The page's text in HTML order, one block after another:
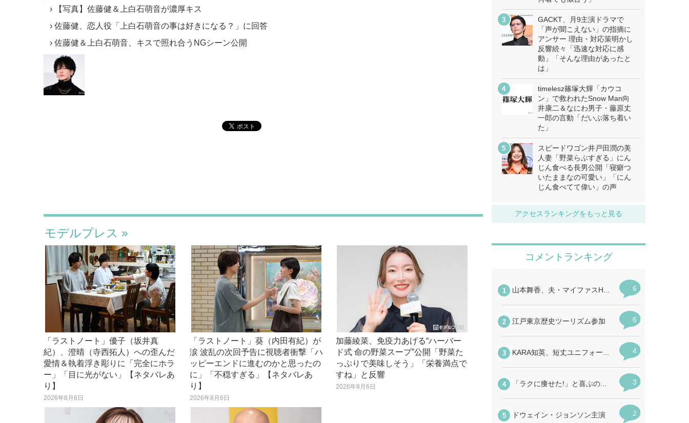
【写真】佐藤健＆上白石萌音が濃厚キス
佐藤健、恋人役「上白石萌音の事は好きになる？」に回答
佐藤健＆上白石萌音、キスで照れ合うNGシーン公開
モデルプレス
「ラストノート」優子（坂井真
紀）、澄晴（寺西拓人）への歪んだ
愛情＆執着浮き彫りに「完全にホラ
ー」「目に光がない」【ネタバレあ
り】
2026年8月6日
「ラストノート」葵（内田有紀）が
涙 波乱の次回予告に視聴者衝撃「ハ
ッピーエンドに進むのかと思ったの
に」「不穏すぎる」【ネタバレあ
り】
2026年8月6日
加藤綾菜、免疫力あげる“ハーバー
ド式 命の野菜スープ”公開「野菜た
っぷりで美味しそう」「栄養満点で
すね」と反響
2026年8月6日
GACKT、月9主演ドラマで
「声が聞こえない」の指摘に
アンサー 理由・対応策明かし
反響続々「迅速な対応に感
動」「そんな理由があったと
は」
timelesz篠塚大輝「カウコ
ン」で救われたSnow Man向
井康二＆なにわ男子・藤原丈
一郎の言動「だいぶ落ち着い
た」
スピードワゴン井戸田潤の美
人妻「野菜らぶすぎる」にん
じん食べる長男公開「寝癖つ
いたままなの可愛い」「にん
じん食べてて偉い」の声
アクセスランキングをもっと見る